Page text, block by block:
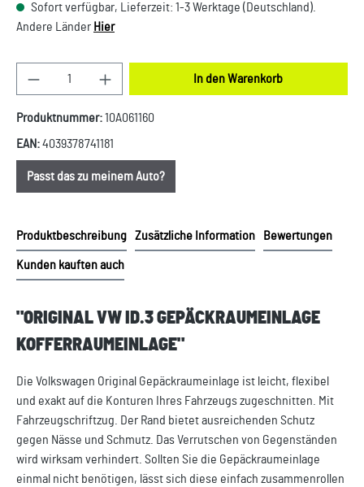
Sofort verfügbar, Lieferzeit: 1-3 Werktage (Deutschland).
Andere Länder Hier
Produkt Anzahl: Gib den gewünschten Wert ein
In den Warenkorb
Produktnummer:10A061160
EAN:4039378741181
Passt das zu meinem Auto?
Produktbeschreibung Zusätzliche Information Bewertungen
Kunden kauften auch
"ORIGINAL VW ID.3 GEPÄCKRAUMEINLAGE
KOFFERRAUMEINLAGE"
Die Volkswagen Original Gepäckraumeinlage ist leicht, flexibel
und exakt auf die Konturen Ihres Fahrzeugs zugeschnitten. Mit
Fahrzeugschriftzug. Der Rand bietet ausreichenden Schutz
gegen Nässe und Schmutz. Das Verrutschen von Gegenständen
wird wirksam verhindert. Sollten Sie die Gepäckraumeinlage
einmal nicht benötigen, lässt sich diese einfach zusammenrollen